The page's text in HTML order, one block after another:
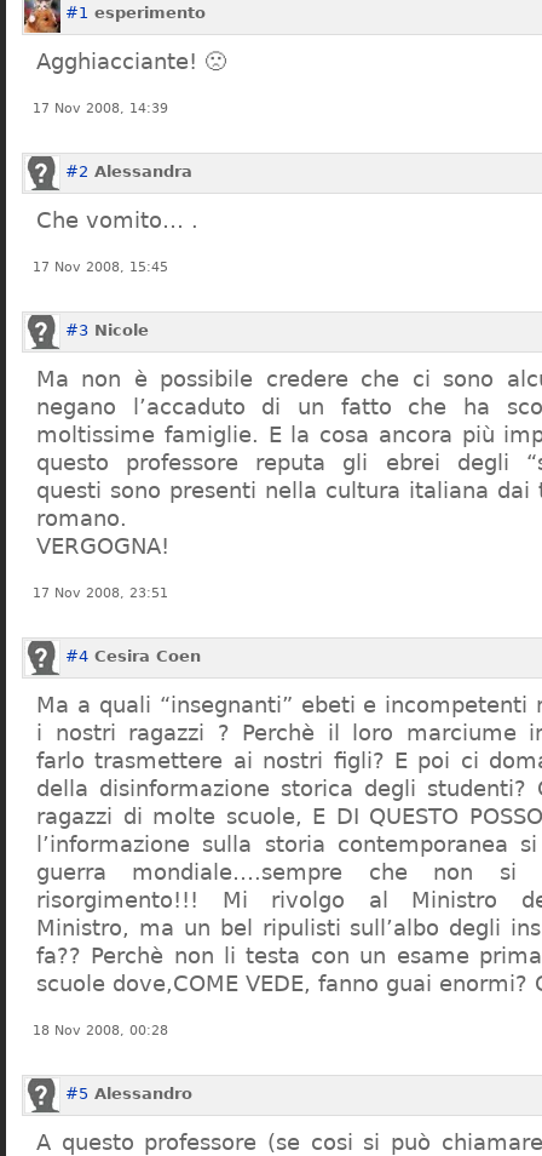
#1 esperimento
Agghiacciante! 🙁
17 Nov 2008, 14:39
#2 Alessandra
Che vomito… .
17 Nov 2008, 15:45
#3 Nicole
Ma non è possibile credere che ci sono
negano l’accaduto di un fatto che ha
moltissime famiglie. E la cosa ancora più
questo professore reputa gli ebrei degli
questi sono presenti nella cultura italiana dai
romano.
VERGOGNA!
17 Nov 2008, 23:51
#4 Cesira Coen
Ma a quali “insegnanti” ebeti e
i nostri ragazzi ? Perchè il loro marciume
farlo trasmettere ai nostri figli? E poi ci
della disinformazione storica degli
ragazzi di molte scuole, E DI QUESTO POSSO
l’informazione sulla storia contemporanea
guerra mondiale….sempre che non
risorgimento!!! Mi rivolgo al Ministro
Ministro, ma un bel ripulisti sull’albo degli
fa?? Perchè non li testa con un esame
scuole dove,COME VEDE, fanno guai enormi?
18 Nov 2008, 00:28
#5 Alessandro
A questo professore (se cosi si può